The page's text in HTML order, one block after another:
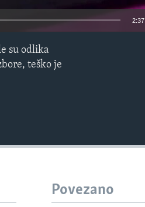
2:37
su odlika
teško je
Povezano